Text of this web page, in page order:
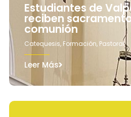
Estudiantes de
reciben
comunión
Catequesis, Formación, Pastoral
Leer Más